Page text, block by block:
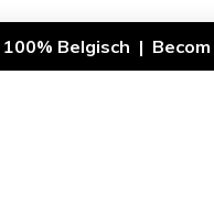
Belgisch |